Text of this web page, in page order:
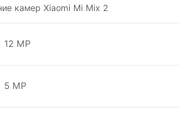
камер Xiaomi Mi Mix 2
12 MP
5 MP